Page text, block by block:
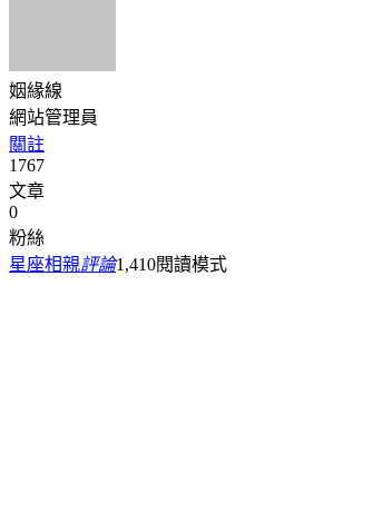
姻緣線
網站管理員
關註
1767
文章
0
粉絲
星座相親評論1,410閱讀模式